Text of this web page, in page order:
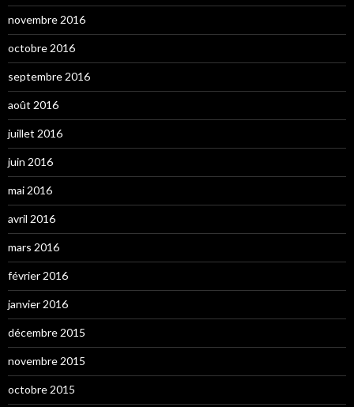
novembre 2016
octobre 2016
septembre 2016
août 2016
juillet 2016
juin 2016
mai 2016
avril 2016
mars 2016
février 2016
janvier 2016
décembre 2015
novembre 2015
octobre 2015